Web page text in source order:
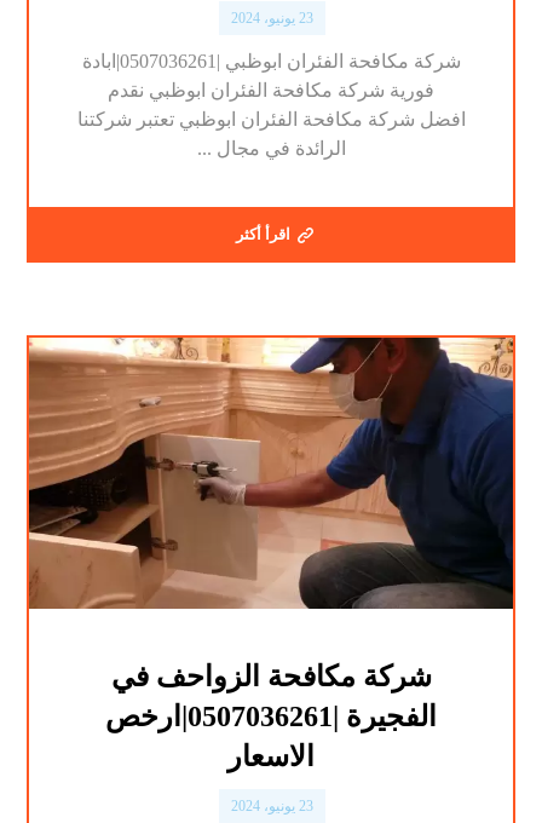
23 يونيو، 2024
شركة مكافحة الفئران ابوظبي |0507036261|ابادة
فورية شركة مكافحة الفئران ابوظبي نقدم
افضل شركة مكافحة الفئران ابوظبي تعتبر شركتنا
الرائدة في مجال ...
اقرأ أكثر
شركة مكافحة الزواحف في
الفجيرة |0507036261|ارخص
الاسعار
23 يونيو، 2024